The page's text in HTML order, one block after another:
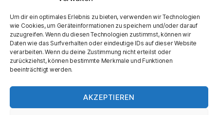
Um dir ein optimales Erlebnis zu bieten, verwenden wir Technologien
wie Cookies, um Geräteinformationen zu speichern und/oder darauf
zuzugreifen. Wenn du diesen Technologien zustimmst, können wir
Daten wie das Surfverhalten oder eindeutige IDs auf dieser Website
verarbeiten. Wenn du deine Zustimmung nicht erteilst oder
zurückziehst, können bestimmte Merkmale und Funktionen
beeinträchtigt werden.
AKZEPTIEREN
SUCHEN